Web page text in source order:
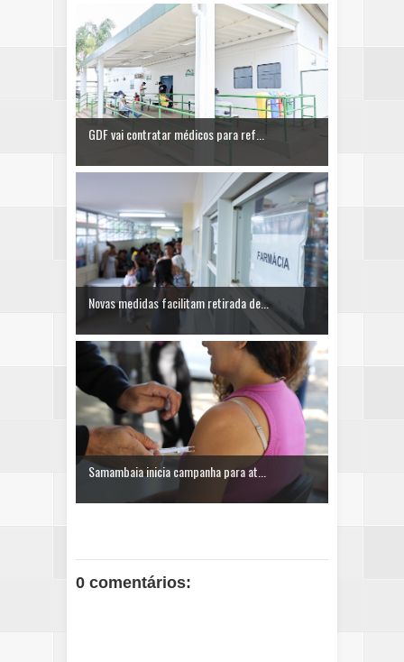
GDF vai contratar médicos para ref...
Novas medidas facilitam retirada de...
Samambaia inicia campanha para at...
0 comentários: